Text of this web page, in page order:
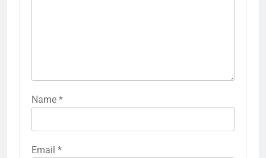
Name *
Email *